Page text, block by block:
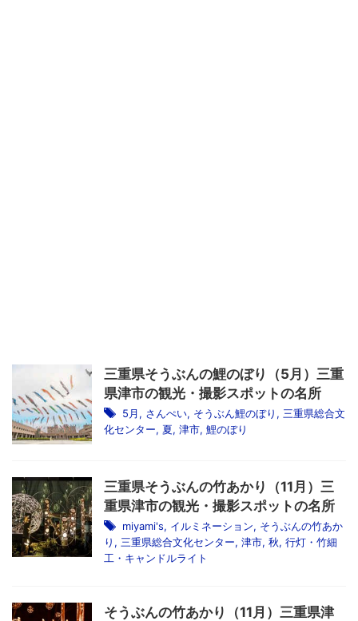
三重県そうぶんの鯉のぼり（5月）三重
県津市の観光・撮影スポットの名所
5月, さんぺい, そうぶん鯉のぼり , 三重県総合文
化センター, 夏, 津市, 鯉のぼり
三重県そうぶんの竹あかり（11月）三
重県津市の観光・撮影スポットの名所
miyami's, イルミネーション, そうぶんの竹あか
り , 三重県総合文化センター, 津市, 秋, 行灯・竹細
工・キャンドルライト
そうぶんの竹あかり（11月）三重県津